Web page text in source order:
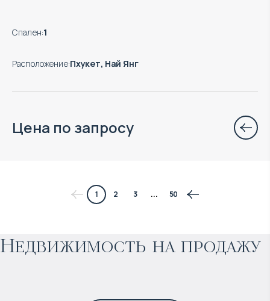
Спален:1
Расположение:Пхукет, Най Янг
Цена по запросу
1 2 3 ... 50
Недвижимость на продажу
7% годовых